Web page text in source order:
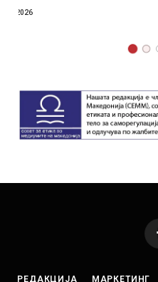
AUGUST 7, 2026
РЕДАКЦИЈА МАРКЕТИНГ